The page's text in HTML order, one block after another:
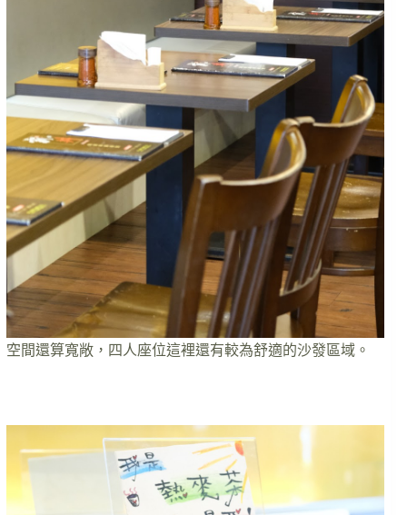
空間還算寬敞，四人座位這裡還有較為舒適的沙發區域。